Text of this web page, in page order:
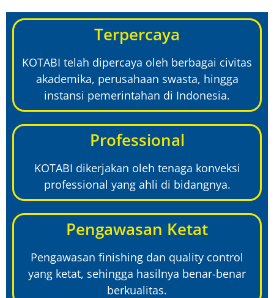
Terpercaya
KOTABI telah dipercaya oleh berbagai civitas
akademika, perusahaan swasta, hingga
instansi pemerintahan di Indonesia.
Professional
KOTABI dikerjakan oleh tenaga konveksi
professional yang ahli di bidangnya.
Pengawasan Ketat
Pengawasan finishing dan quality control
yang ketat, sehingga hasilnya benar-benar
berkualitas.